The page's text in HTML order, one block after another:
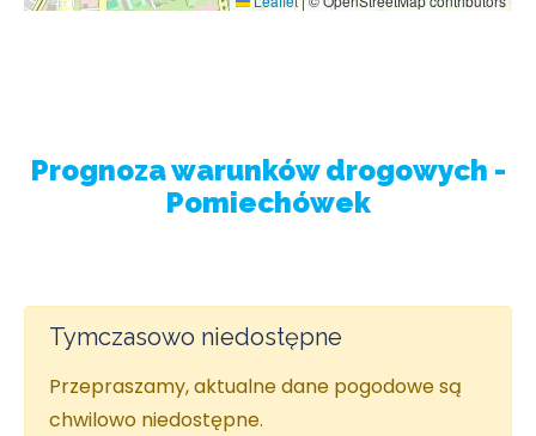
Prognoza warunków drogowych -
Pomiechówek
Tymczasowo niedostępne
Przepraszamy, aktualne dane pogodowe są
chwilowo niedostępne.